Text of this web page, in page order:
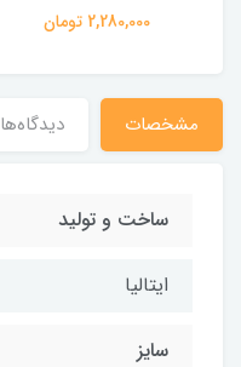
2,280,000 تومان
مشخصات دیدگاه‌ها
ساخت و تولید
ایتالیا
سایز